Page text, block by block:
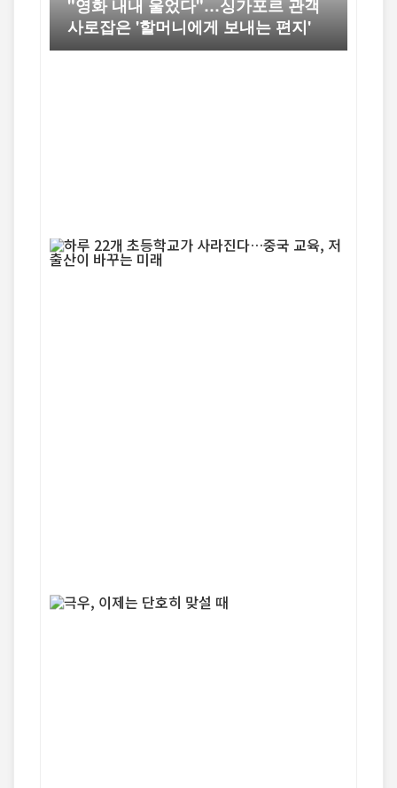
"영화 내내 울었다"…싱가포르 관객
사로잡은 '할머니에게 보내는 편지'